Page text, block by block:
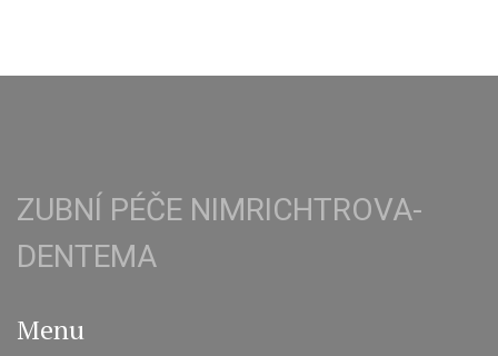
ZUBNÍ PÉČE NIMRICHTROVA-
DENTEMA
Menu